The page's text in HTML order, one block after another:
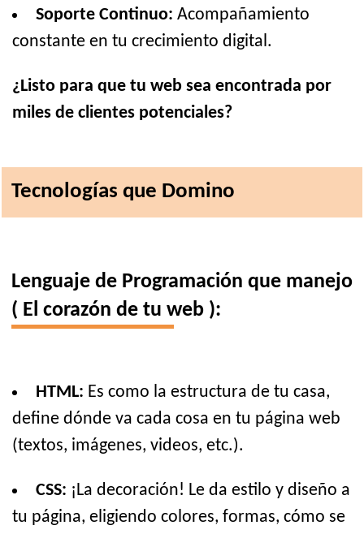
Soporte Continuo: Acompañamiento
constante en tu crecimiento digital.
¿Listo para que tu web sea encontrada por
miles de clientes potenciales?
Tecnologías que Domino
Lenguaje de Programación que manejo
( El corazón de tu web ):
HTML: Es como la estructura de tu casa,
define dónde va cada cosa en tu página web
(textos, imágenes, videos, etc.).
CSS: ¡La decoración! Le da estilo y diseño a
tu página, eligiendo colores, formas, cómo se